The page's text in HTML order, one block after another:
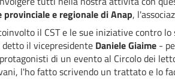
e regionale di Anap,
il CST e le sue iniziative contro
il vicepresidente Daniele Giaime -
di un evento al Circolo dei
l'ho fatto scrivendo un trattato e lo